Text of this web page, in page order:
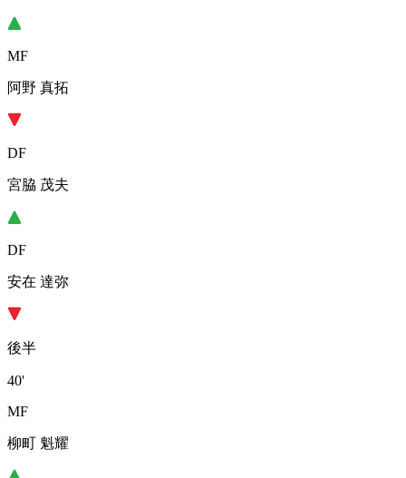
MF
阿野 真拓
DF
宮脇 茂夫
DF
安在 達弥
後半
40'
MF
柳町 魁耀